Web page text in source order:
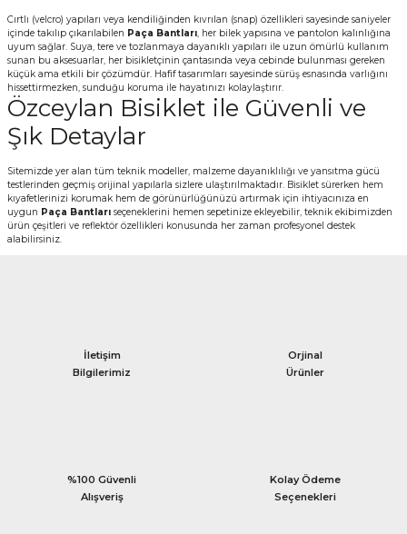
Cırtlı (velcro) yapıları veya kendiliğinden kıvrılan (snap) özellikleri sayesinde saniyeler
içinde takılıp çıkarılabilen Paça Bantları, her bilek yapısına ve pantolon kalınlığına
uyum sağlar. Suya, tere ve tozlanmaya dayanıklı yapıları ile uzun ömürlü kullanım
sunan bu aksesuarlar, her bisikletçinin çantasında veya cebinde bulunması gereken
küçük ama etkili bir çözümdür. Hafif tasarımları sayesinde sürüş esnasında varlığını
hissettirmezken, sunduğu koruma ile hayatınızı kolaylaştırır.
Özceylan Bisiklet ile Güvenli ve
Şık Detaylar
Sitemizde yer alan tüm teknik modeller, malzeme dayanıklılığı ve yansıtma gücü
testlerinden geçmiş orijinal yapılarla sizlere ulaştırılmaktadır. Bisiklet sürerken hem
kıyafetlerinizi korumak hem de görünürlüğünüzü artırmak için ihtiyacınıza en
uygun Paça Bantları seçeneklerini hemen sepetinize ekleyebilir, teknik ekibimizden
ürün çeşitleri ve reflektör özellikleri konusunda her zaman profesyonel destek
alabilirsiniz.
İletişim
Bilgilerimiz
Orjinal
Ürünler
%100 Güvenli
Alışveriş
Kolay Ödeme
Seçenekleri